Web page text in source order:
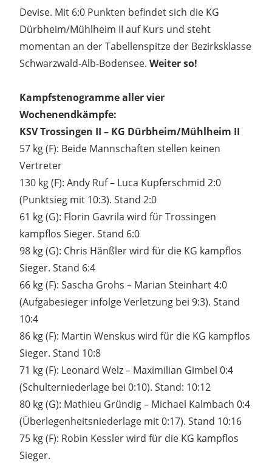
Devise. Mit 6:0 Punkten befindet sich die KG
Dürbheim/Mühlheim II auf Kurs und steht
momentan an der Tabellenspitze der Bezirksklasse
Schwarzwald-Alb-Bodensee. Weiter so!
Kampfstenogramme aller vier
Wochenendkämpfe:
KSV Trossingen II – KG Dürbheim/Mühlheim II
57 kg (F): Beide Mannschaften stellen keinen
Vertreter
130 kg (F): Andy Ruf – Luca Kupferschmid 2:0
(Punktsieg mit 10:3). Stand 2:0
61 kg (G): Florin Gavrila wird für Trossingen
kampflos Sieger. Stand 6:0
98 kg (G): Chris Hänßler wird für die KG kampflos
Sieger. Stand 6:4
66 kg (F): Sascha Grohs – Marian Steinhart 4:0
(Aufgabesieger infolge Verletzung bei 9:3). Stand
10:4
86 kg (F): Martin Wenskus wird für die KG kampflos
Sieger. Stand 10:8
71 kg (F): Leonard Welz – Maximilian Gimbel 0:4
(Schulterniederlage bei 0:10). Stand: 10:12
80 kg (G): Mathieu Gründig – Michael Kalmbach 0:4
(Überlegenheitsniederlage mit 0:17). Stand 10:16
75 kg (F): Robin Kessler wird für die KG kampflos
Sieger.